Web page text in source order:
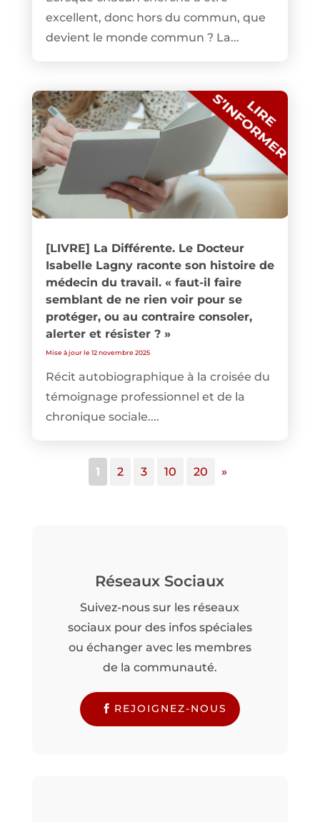
excellent, donc hors du commun, que
devient le monde commun ? La...
[LIVRE] La Différente. Le Docteur
Isabelle Lagny raconte son histoire de
médecin du travail. « faut-il faire
semblant de ne rien voir pour se
protéger, ou au contraire consoler,
alerter et résister ? »
Mise à jour le 12 novembre 2025
Récit autobiographique à la croisée du
témoignage professionnel et de la
chronique sociale....
1 2 3 10 20 »
Réseaux Sociaux
Suivez-nous sur les réseaux
sociaux pour des infos spéciales
ou échanger avec les membres
de la communauté.
REJOIGNEZ-NOUS